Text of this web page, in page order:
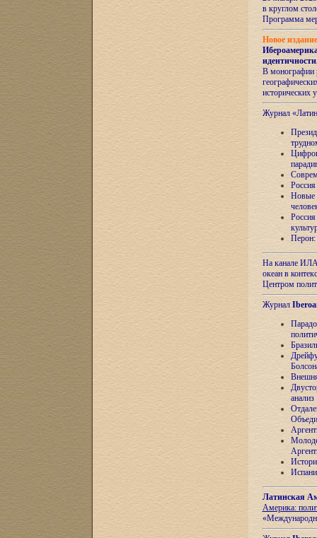
в круглом
Программа
Новое
идентичности
В монографии
исторических
Журнал
Новые
Перон:
На канале
океан в
Центром
Журнал
анализ
Латинская
Америка: